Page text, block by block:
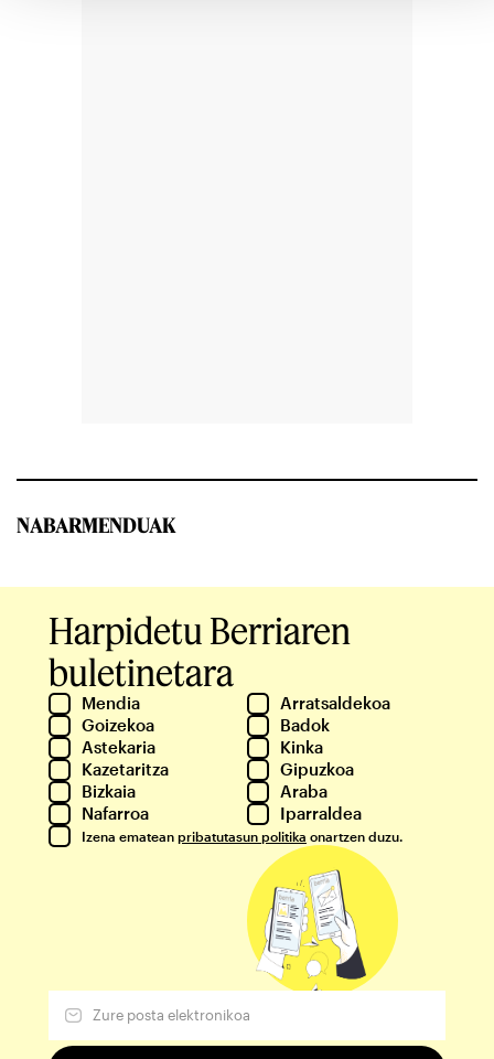
NABARMENDUAK
Harpidetu Berriaren
buletinetara
Mendia
Arratsaldekoa
Goizekoa
Badok
Astekaria
Kinka
Kazetaritza
Gipuzkoa
Bizkaia
Araba
Nafarroa
Iparraldea
Izena ematean pribatutasun politika onartzen duzu.